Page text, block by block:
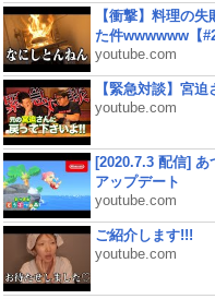
【衝撃】料理の
た件wwwwww【#2
youtube.com
【緊急対談】宮
youtube.com
[2020.7.3 配信]
アップデート
youtube.com
ご紹介します!!!
youtube.com